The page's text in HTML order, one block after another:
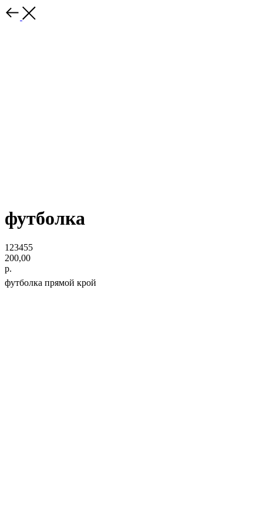
футболка
123455
200,00
р.
футболка прямой крой